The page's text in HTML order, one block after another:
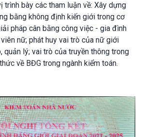
trình bày các tham luận về: Xây dựng
bằng không định kiến giới trong cơ
pháp cân bằng công việc - gia đình
nữ; phát huy vai trò của nữ giới
quản lý; vai trò của truyền thông trong
về BĐG trong ngành kiểm toán.